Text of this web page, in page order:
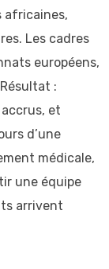
africaines,
Les cadres
européens,
:
et
d’une
médicale,
une équipe
arrivent